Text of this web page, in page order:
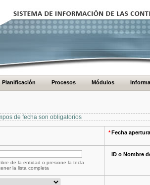
Planificación Procesos Módulos
de fecha son obligatorios
*Fecha
de la entidad o presione la tecla
la lista completa
ID o Nombre